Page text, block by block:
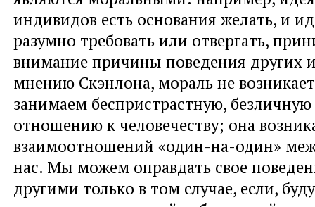
индивидов есть основания желать, и
разумно требовать или отвергать,
внимание причины поведения других
мнению Скэнлона, мораль не
занимаем беспристрастную,
отношению к человечеству; она
взаимоотношений «один-на-один»
нас. Мы можем оправдать свое
другими только в том случае, если,